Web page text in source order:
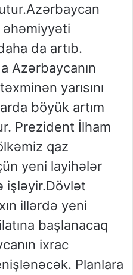
əhəmiyyəti
da artıb.
Azərbaycanın
yarısını
böyük artım
Prezident İlham
qaz
yeni layihələr
işləyir.Dövlət
illərdə yeni
başlanacaq
ixrac
Planlara